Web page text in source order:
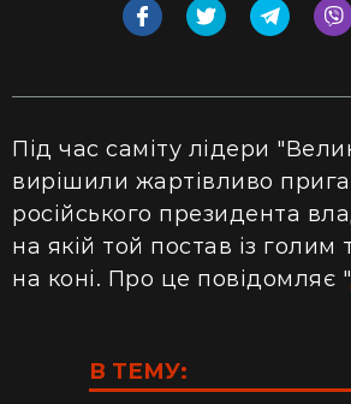
Під час саміту лідери
вирішили жартівливо
російського президента
на якій той постав із голим
на коні. Про це повідомляє "
В ТЕМУ: